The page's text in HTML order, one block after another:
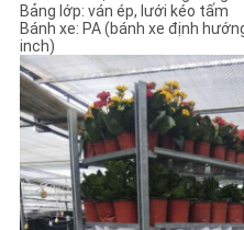
PRIVACY
POLICY
Bảng lớp: ván ép, lưới kéo tấm
Bánh xe: PA (bánh xe định
inch)